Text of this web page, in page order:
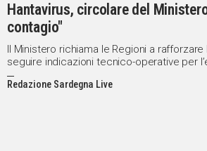
Hantavirus, circolare del
contagio"
Il Ministero richiama le Regioni a
seguire indicazioni tecnico-operative per
situazioni sospette
Redazione Sardegna Live